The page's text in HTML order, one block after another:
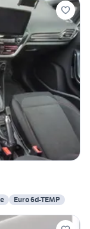
Euro 6d-TEMP